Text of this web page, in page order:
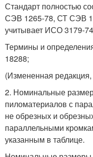
Стандарт полностью
СЭВ 1265-78, СТ СЭВ
учитывает ИСО 3179-
Термины и
18288;
(Измененная
2. Номинальные
пиломате­риалов с
не обрезных и
параллельными
указанным в таблице.